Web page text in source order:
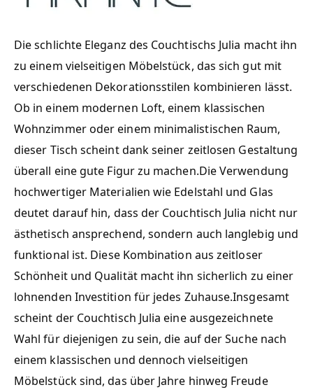
Die schlichte Eleganz des Couchtischs Julia macht ihn
zu einem vielseitigen Möbelstück, das sich gut mit
verschiedenen Dekorationsstilen kombinieren lässt.
Ob in einem modernen Loft, einem klassischen
Wohnzimmer oder einem minimalistischen Raum,
dieser Tisch scheint dank seiner zeitlosen Gestaltung
überall eine gute Figur zu machen.Die Verwendung
hochwertiger Materialien wie Edelstahl und Glas
deutet darauf hin, dass der Couchtisch Julia nicht nur
ästhetisch ansprechend, sondern auch langlebig und
funktional ist. Diese Kombination aus zeitloser
Schönheit und Qualität macht ihn sicherlich zu einer
lohnenden Investition für jedes Zuhause.Insgesamt
scheint der Couchtisch Julia eine ausgezeichnete
Wahl für diejenigen zu sein, die auf der Suche nach
einem klassischen und dennoch vielseitigen
Möbelstück sind, das über Jahre hinweg Freude